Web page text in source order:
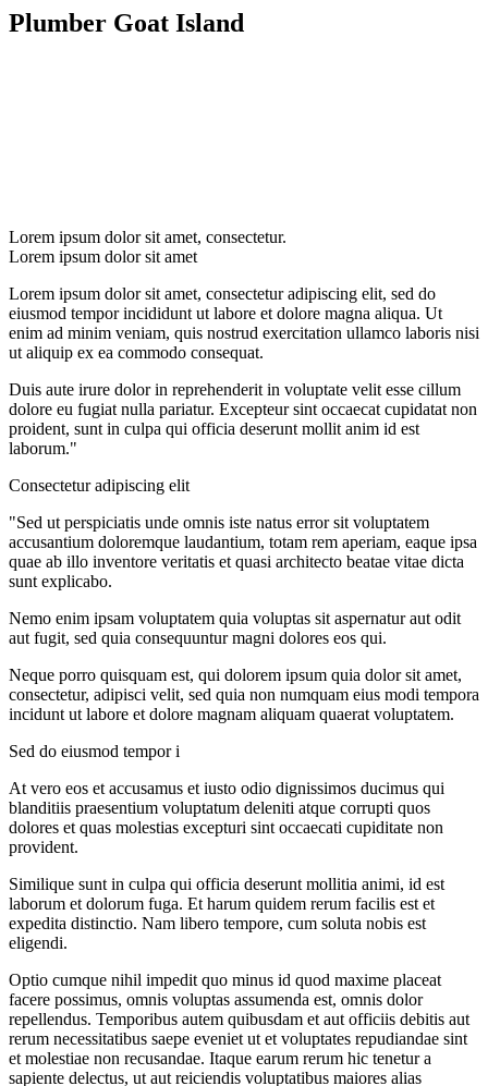
Plumber Goat Island
Lorem ipsum dolor sit amet, consectetur.
Lorem ipsum dolor sit amet
Lorem ipsum dolor sit amet, consectetur adipiscing elit, sed do
eiusmod tempor incididunt ut labore et dolore magna aliqua. Ut
enim ad minim veniam, quis nostrud exercitation ullamco laboris nisi
ut aliquip ex ea commodo consequat.
Duis aute irure dolor in reprehenderit in voluptate velit esse cillum
dolore eu fugiat nulla pariatur. Excepteur sint occaecat cupidatat non
proident, sunt in culpa qui officia deserunt mollit anim id est
laborum."
Consectetur adipiscing elit
"Sed ut perspiciatis unde omnis iste natus error sit voluptatem
accusantium doloremque laudantium, totam rem aperiam, eaque ipsa
quae ab illo inventore veritatis et quasi architecto beatae vitae dicta
sunt explicabo.
Nemo enim ipsam voluptatem quia voluptas sit aspernatur aut odit
aut fugit, sed quia consequuntur magni dolores eos qui.
Neque porro quisquam est, qui dolorem ipsum quia dolor sit amet,
consectetur, adipisci velit, sed quia non numquam eius modi tempora
incidunt ut labore et dolore magnam aliquam quaerat voluptatem.
Sed do eiusmod tempor i
At vero eos et accusamus et iusto odio dignissimos ducimus qui
blanditiis praesentium voluptatum deleniti atque corrupti quos
dolores et quas molestias excepturi sint occaecati cupiditate non
provident.
Similique sunt in culpa qui officia deserunt mollitia animi, id est
laborum et dolorum fuga. Et harum quidem rerum facilis est et
expedita distinctio. Nam libero tempore, cum soluta nobis est
eligendi.
Optio cumque nihil impedit quo minus id quod maxime placeat
facere possimus, omnis voluptas assumenda est, omnis dolor
repellendus. Temporibus autem quibusdam et aut officiis debitis aut
rerum necessitatibus saepe eveniet ut et voluptates repudiandae sint
et molestiae non recusandae. Itaque earum rerum hic tenetur a
sapiente delectus, ut aut reiciendis voluptatibus maiores alias